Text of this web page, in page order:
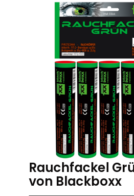
Rauchfackel
von Blackboxx